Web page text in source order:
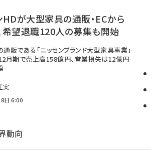
HDが大型家具の通販・ECから
希望退職120人の募集も開始
販である「ニッセンブランド大型家具事業」
月期で売上高158億円、営業損失は12億円
実
日 6:00
動向
参加登録